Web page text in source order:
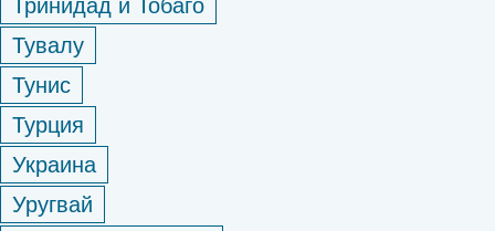
Тринидад и Тобаго
Тувалу
Тунис
Турция
Украина
Уругвай